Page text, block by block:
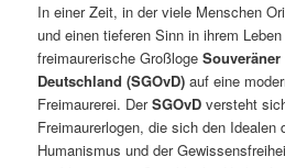
In einer Zeit, in der viele Menschen
und einen tieferen Sinn in ihrem
freimaurerische Großloge
Deutschland (SGOvD) auf eine
Freimaurerei. DerSGOvDversteht
Freimaurerlogen, die sich den Idealen
Humanismus und der